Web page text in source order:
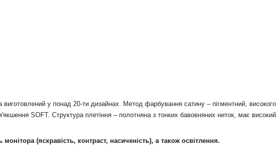
у понад 20-ти дизайнах. Метод фарбування сатину – пігментний, високого
SOFT. Структура плетіння – полотняна з тонких бавовняних ниток, має високий
(яскравість, контраст, насиченість), а також освітлення.